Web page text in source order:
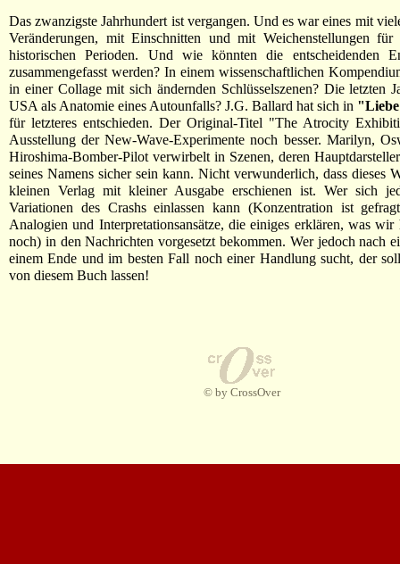
Das zwanzigste Jahrhundert ist vergangen. Und es war eines mit
Veränderungen, mit Einschnitten und mit Weichenstellungen für
historischen Perioden. Und wie könnten die entscheidenden
zusammengefasst werden? In einem wissenschaftlichen
in einer Collage mit sich ändernden Schlüsselszenen? Die letzten
USA als Anatomie eines Autounfalls? J.G. Ballard hat sich in
für letzteres entschieden. Der Original-Titel "The Atrocity
Ausstellung der New-Wave-Experimente noch besser. Marilyn,
Hiroshima-Bomber-Pilot verwirbelt in Szenen, deren
seines Namens sicher sein kann. Nicht verwunderlich, dass dieses
kleinen Verlag mit kleiner Ausgabe erschienen ist. Wer sich
Variationen des Crashs einlassen kann (Konzentration ist
Analogien und Interpretationsansätze, die einiges erklären, was wir
noch) in den Nachrichten vorgesetzt bekommen. Wer jedoch nach
einem Ende und im besten Fall noch einer Handlung sucht, der
von diesem Buch lassen!
© by CrossOver